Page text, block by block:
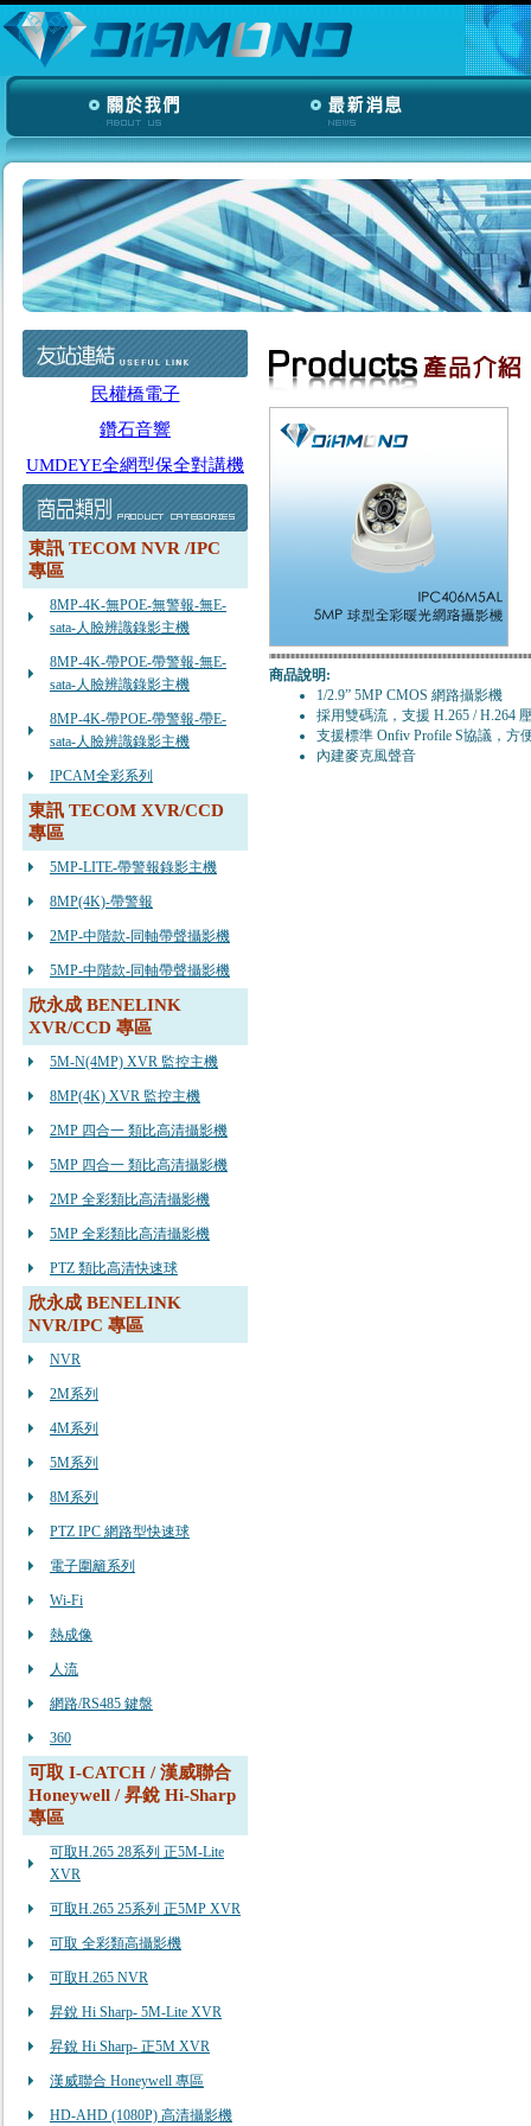
民權橋電子
鑽石音響
UMDEYE全網型保全對講機
東訊 TECOM NVR /IPC
專區
8MP-4K-無POE-無警報-無E-
sata-人臉辨識錄影主機
8MP-4K-帶POE-帶警報-無E-
sata-人臉辨識錄影主機
8MP-4K-帶POE-帶警報-帶E-
sata-人臉辨識錄影主機
IPCAM全彩系列
東訊 TECOM XVR/CCD
專區
5MP-LITE-帶警報錄影主機
8MP(4K)-帶警報
2MP-中階款-同軸帶聲攝影機
5MP-中階款-同軸帶聲攝影機
欣永成 BENELINK
XVR/CCD 專區
5M-N(4MP) XVR 監控主機
8MP(4K) XVR 監控主機
2MP 四合一 類比高清攝影機
5MP 四合一 類比高清攝影機
2MP 全彩類比高清攝影機
5MP 全彩類比高清攝影機
PTZ 類比高清快速球
欣永成 BENELINK
NVR/IPC 專區
NVR
2M系列
4M系列
5M系列
8M系列
PTZ IPC 網路型快速球
電子圍籬系列
Wi-Fi
熱成像
人流
網路/RS485 鍵盤
360
可取 I-CATCH / 漢威聯合
Honeywell / 昇銳 Hi-Sharp
專區
可取H.265 28系列 正5M-Lite
XVR
可取H.265 25系列 正5MP XVR
可取 全彩類高攝影機
可取H.265 NVR
昇銳 Hi Sharp- 5M-Lite XVR
昇銳 Hi Sharp- 正5M XVR
漢威聯合 Honeywell 專區
HD-AHD (1080P) 高清攝影機
商品說明:
1/2.9” 5MP CMOS 網路攝影機
採用雙碼流，支援 H.265 / H.264
支援標準 Onfiv Profile S協議，方
內建麥克風聲音